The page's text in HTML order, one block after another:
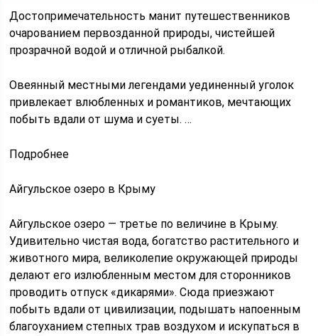
Достопримечательность манит путешественников
очарованием первозданной природы, чистейшей
прозрачной водой и отличной рыбалкой.
Овеянный местными легендами уединенный уголок
привлекает влюбленных и романтиков, мечтающих
побыть вдали от шума и суеты. …
Подробнее
Айгульское озеро в Крыму
Айгульское озеро — третье по величине в Крыму.
Удивительно чистая вода, богатство растительного и
животного мира, великолепие окружающей природы
делают его излюбленным местом для сторонников
проводить отпуск «дикарями». Сюда приезжают
побыть вдали от цивилизации, подышать напоенным
благоуханием степных трав воздухом и искупаться в